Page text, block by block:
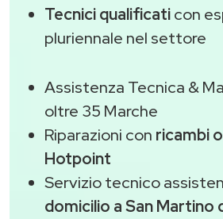
Tecnici qualificaticon
pluriennale nel settore
Assistenza Tecnica &
oltre 35 Marche
Riparazioni con ricambi
Hotpoint
Servizio tecnico
domicilio a San Martino